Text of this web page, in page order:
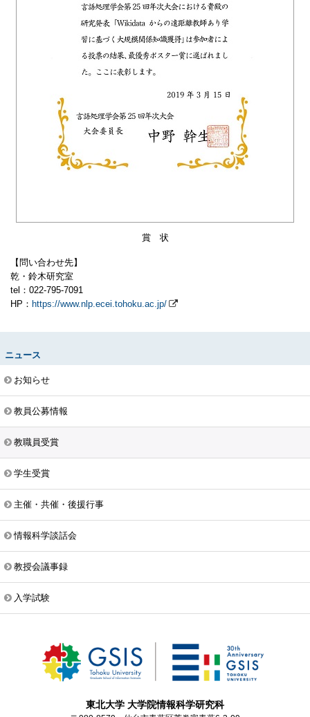
賞 状
【問い合わせ先】
乾・鈴木研究室
tel：022-795-7091
HP： https://www.nlp.ecei.tohoku.ac.jp/
ニュース
お知らせ
教員公募情報
教職員受賞
学生受賞
主催・共催・後援行事
情報科学談話会
教授会議事録
入学試験
東北大学 大学院情報科学研究科